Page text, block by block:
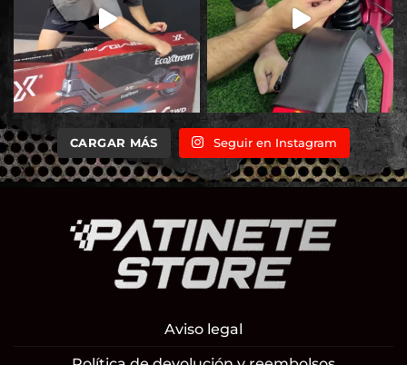
CARGAR MÁS Seguir en Instagram
Aviso legal